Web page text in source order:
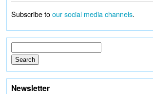
Subscribe toour social media channels.
Newsletter